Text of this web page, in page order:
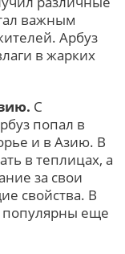
важным
Арбуз
в жарких
С
попал в
и в Азию. В
в теплицах, а
за свои
свойства. В
популярны еще